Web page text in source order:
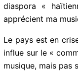
Haïti que dans la
diaspora «
Le pays est en
pays influe sur le